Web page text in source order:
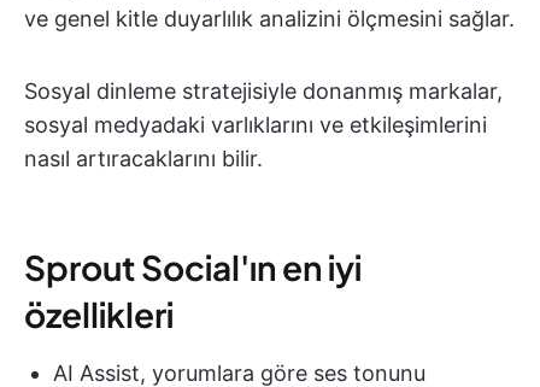
ve genel kitle duyarlılık analizini ölçmesini sağlar.
Sosyal dinleme stratejisiyle donanmış markalar,
sosyal medyadaki varlıklarını ve etkileşimlerini
nasıl artıracaklarını bilir.
Sprout Social'ın en iyi
özellikleri
AI Assist, yorumlara göre ses tonunu